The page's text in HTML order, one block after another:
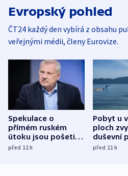
Evropský pohled
ČT24 každý den vybírá z obsahu
veřejnými médii, členy Eurovize.
Spekulace o
přímém ruském
útoku jsou pošetilé,
míní estonský
před 12h
Pobyt u
ploch
duševní
ukázala
před 21h